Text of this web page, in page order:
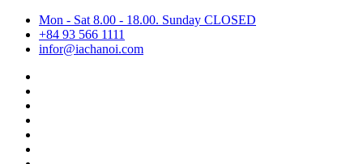
Mon - Sat 8.00 - 18.00. Sunday CLOSED
+84 93 566 1111
infor@iachanoi.com